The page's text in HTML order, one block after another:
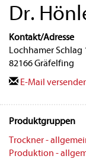
Dr.
Kontakt/Adresse
Lochhamer Schlag
82166 Gräfelfing
E-Mail
Produktgruppen
Trockner -
Produktion -